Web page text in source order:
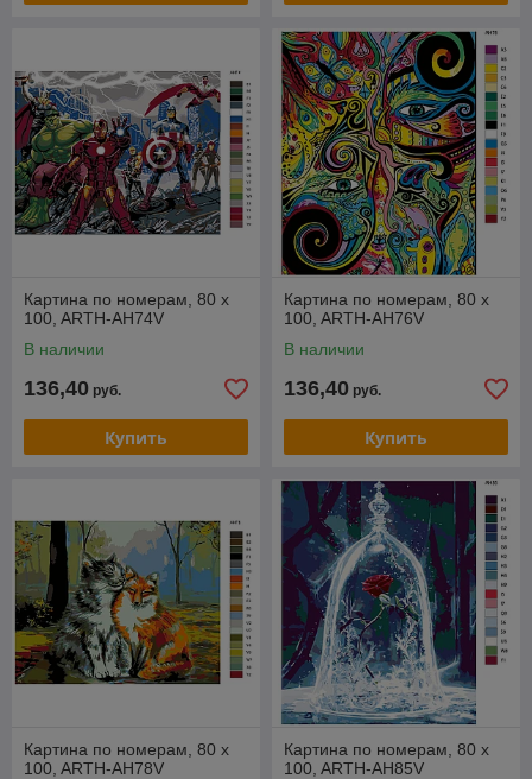
Картина по номерам, 80 x
100, ARTH-AH74V
В наличии
136,40 руб.
Купить
Картина по номерам, 80 x
100, ARTH-AH76V
В наличии
136,40 руб.
Купить
Картина по номерам, 80 x
100, ARTH-AH78V
Картина по номерам, 80 x
100, ARTH-AH85V